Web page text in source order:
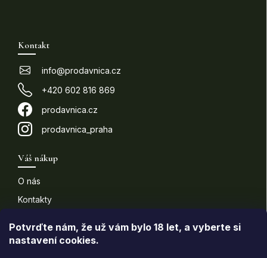
Potvrďte nám​​, že už vám bylo 18 let, a vyberte si
nastavení cookies.
Kontakt
info@prodavnica.cz
+420 602 816 869
prodavnica.cz
prodavnica_praha
Váš nákup
O nás
Kontakty